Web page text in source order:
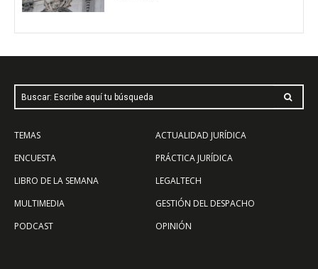
Buscar: Escribe aquí tu búsqueda
TEMAS
ENCUESTA
LIBRO DE LA SEMANA
MULTIMEDIA
PODCAST
ACTUALIDAD JURÍDICA
PRÁCTICA JURÍDICA
LEGALTECH
GESTIÓN DEL DESPACHO
OPINIÓN